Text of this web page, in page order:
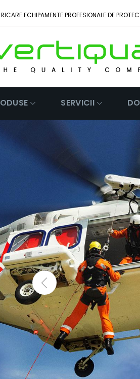
ECHIPAMENTE PROFESIONALE DE
SERVICII